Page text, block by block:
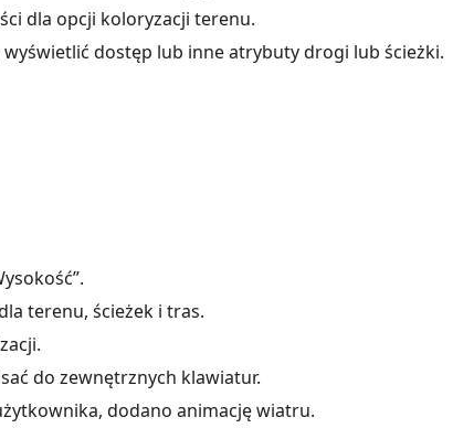
dla opcji koloryzacji terenu.
dostęp lub inne atrybuty drogi lub ścieżki.
terenu, ścieżek i tras.
do zewnętrznych klawiatur.
dodano animację wiatru.